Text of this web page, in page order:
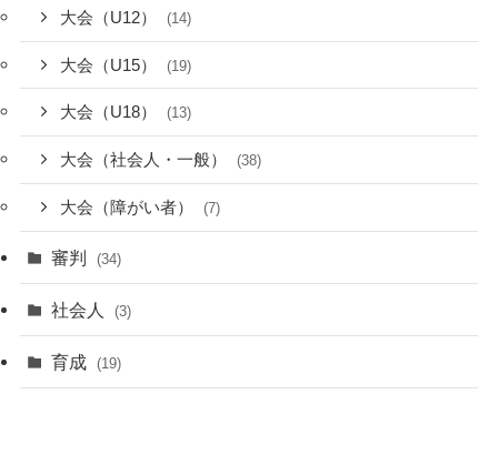
大会（U12） (14)
大会（U15） (19)
大会（U18） (13)
大会（社会人・一般） (38)
大会（障がい者） (7)
審判 (34)
社会人 (3)
育成 (19)